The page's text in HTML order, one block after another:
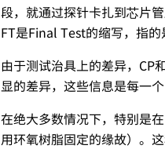
段，就通过探针卡扎到芯片
FT是Final Test的缩写，指
由于测试治具上的差异，CP
显的差异，这些信息是每一
在绝大多数情况下，特别是
用环氧树脂固定的缘故）。